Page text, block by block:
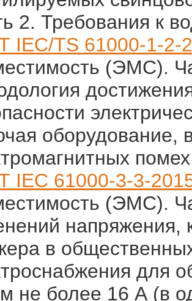
2. Требования к
IEC/TS 61000-1-2-
(ЭМС).
оборудование,
помех
IEC 61000-3-3-
(ЭМС).
напряжения,
в
для
не более 16 А (в